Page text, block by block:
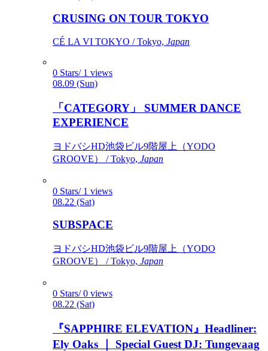
CRUSING ON TOUR TOKYO
CÉ LA VI TOKYO / Tokyo, Japan
0 Stars/ 1 views
08.09 (Sun)
「CATEGORY」 SUMMER DANCE
EXPERIENCE
ヨドバシHD池袋ビル9階屋上（YODO
GROOVE） / Tokyo, Japan
0 Stars/ 1 views
08.22 (Sat)
SUBSPACE
ヨドバシHD池袋ビル9階屋上（YODO
GROOVE） / Tokyo, Japan
0 Stars/ 0 views
08.22 (Sat)
『SAPPHIRE ELEVATION』Headliner:
Ely Oaks ｜ Special Guest DJ: Tungevaag